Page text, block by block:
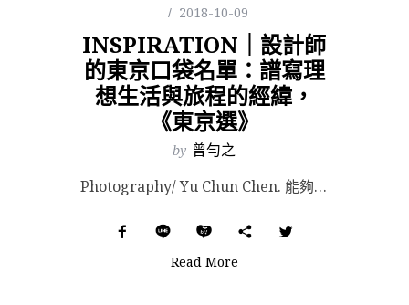
2018-10-09
INSPIRATION｜設計師
的東京口袋名單：譜寫理
想生活與旅程的經緯，
《東京選》
by 曾勻之
Photography/ Yu Chun Chen. 能夠說走就走的旅行距離，對台灣人來說東京可說是...
Read More